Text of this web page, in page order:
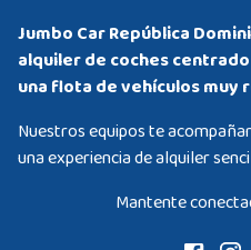
Jumbo Car República
alquiler de coches
una flota de vehículos muy
Nuestros equipos te
una experiencia de alquiler
Mantente